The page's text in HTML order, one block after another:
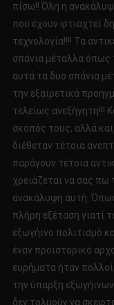
πίσω!! Όλη η
που έχουν φτιαχτεί
τεχνολογία!!!! Τα
σπάνια μέταλλα όπως
αυτά τα δυο σπάνια
την εξαιρετικά
τελείως ανεξήγητη!!!
σκοπός τους, αλλά
διέθεταν τέτοια
παράγουν τέτοια
χρειάζεται να σας πω
ανακάλυψη αυτή.
πλήρη εξέταση γιατί
εξωγήινο πολιτισμό
έναν προϊστορικό
ευρήματα ήταν
την ύπαρξη
δεν τολμούν να